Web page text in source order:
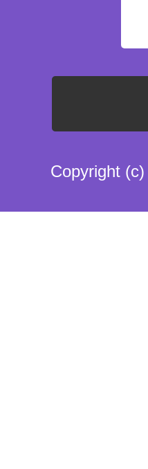
Copyright